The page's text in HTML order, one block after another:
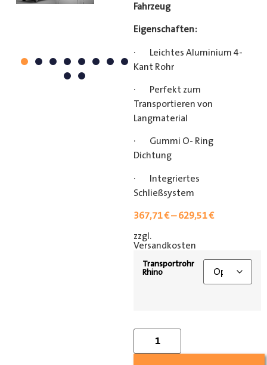
Fahrzeug
Eigenschaften:
· Leichtes Aluminium 4-
Kant Rohr
· Perfekt zum
Transportieren von
Langmaterial
· Gummi O- Ring
Dichtung
· Integriertes
Schließsystem
367,71€–629,51€
zzgl.
Versandkosten
Transportrohr
Rhino